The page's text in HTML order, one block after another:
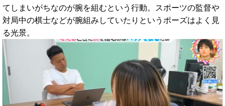
てしまいがちなのが腕を組むという行動。スポーツの監督や
対局中の棋士などが腕組みしていたりというポーズはよく見
る光景。